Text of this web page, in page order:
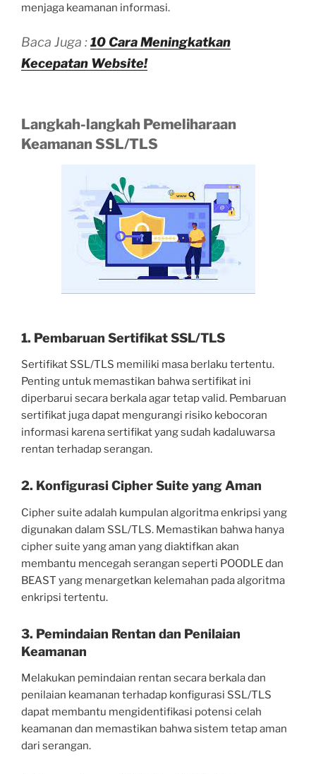
menjaga keamanan informasi.
Baca Juga :10 Cara Meningkatkan
Kecepatan Website!
Langkah-langkah Pemeliharaan
Keamanan SSL/TLS
1. Pembaruan Sertifikat SSL/TLS
Sertifikat SSL/TLS memiliki masa berlaku tertentu.
Penting untuk memastikan bahwa sertifikat ini
diperbarui secara berkala agar tetap valid. Pembaruan
sertifikat juga dapat mengurangi risiko kebocoran
informasi karena sertifikat yang sudah kadaluwarsa
rentan terhadap serangan.
2. Konfigurasi Cipher Suite yang Aman
Cipher suite adalah kumpulan algoritma enkripsi yang
digunakan dalam SSL/TLS. Memastikan bahwa hanya
cipher suite yang aman yang diaktifkan akan
membantu mencegah serangan seperti POODLE dan
BEAST yang menargetkan kelemahan pada algoritma
enkripsi tertentu.
3. Pemindaian Rentan dan Penilaian
Keamanan
Melakukan pemindaian rentan secara berkala dan
penilaian keamanan terhadap konfigurasi SSL/TLS
dapat membantu mengidentifikasi potensi celah
keamanan dan memastikan bahwa sistem tetap aman
dari serangan.